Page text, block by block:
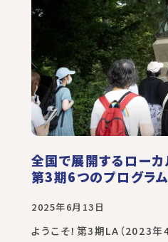
全国で展開するローカ
第3期6つのプログラ
2025年6月13日
ようこそ！第3期LA（2023